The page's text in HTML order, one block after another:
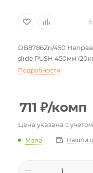
DB8786Zn/450
slide PUSH 450мм
Подробности
711 ₽/комп
Цена указана с
Мало Нашли